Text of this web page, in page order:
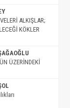
ALKIŞLAR;
KÖKLER
ÜZERİNDEKİ